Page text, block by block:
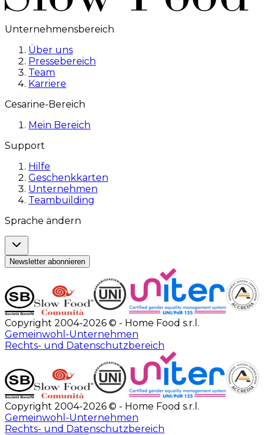
Unternehmensbereich
Über uns
Pressebereich
Team
Karriere
Cesarine-Bereich
Mein Bereich
Support
Hilfe
Geschenkkarten
Unternehmen
Teambuilding
Sprache ändern
Newsletter abonnieren
Copyright 2004-2026 © - Home Food s.r.l.
Gemeinwohl-Unternehmen
Rechts- und Datenschutzbereich
Copyright 2004-2026 © - Home Food s.r.l.
Gemeinwohl-Unternehmen
Rechts- und Datenschutzbereich